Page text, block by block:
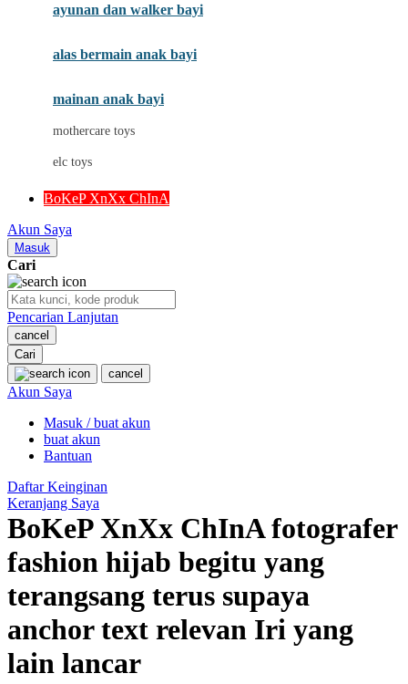
My Buddy Tag
My K
Oh Ma Grain
P
Peachy
Phil & Ted's
Philips Avent
Pigeon
Playgro
Poled Global
Ponycycle
Puma
Pureats
ayunan dan walker bayi
alas bermain anak bayi
mainan anak bayi
mothercare toys
elc toys
BoKeP XnXx ChInA
Akun Saya
Masuk
Cari
Pencarian Lanjutan
cancel
Cari
cancel
Akun Saya
Masuk / buat akun
buat akun
Bantuan
Daftar Keinginan
Keranjang Saya
BoKeP XnXx ChInA fotografer
fashion hijab begitu yang
terangsang terus supaya
anchor text relevan Iri yang
lain lancar